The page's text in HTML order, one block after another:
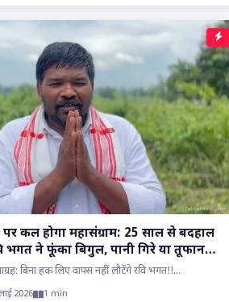
पर कल होगा महासंग्राम: 25 साल से बदहाल
ने फूंका बिगुल, पानी गिरे या तूफान
बिना हक लिए वापस नहीं लौटेंगे रवि भगत!!...
2026 1 min